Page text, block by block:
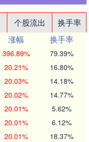
个股流出
换手率
涨幅
换手率
396.89% 79.39%
20.21% 16.80%
20.03% 14.18%
20.02% 14.77%
20.01% 5.62%
20.01% 6.12%
20.01% 18.37%